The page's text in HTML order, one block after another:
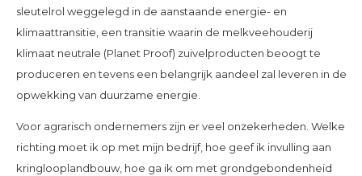
sleutelrol weggelegd in de aanstaande energie- en
klimaattransitie, een transitie waarin de melkveehouderij
klimaat neutrale (Planet Proof) zuivelproducten beoogt te
produceren en tevens een belangrijk aandeel zal leveren in de
opwekking van duurzame energie.
Voor agrarisch ondernemers zijn er veel onzekerheden. Welke
richting moet ik op met mijn bedrijf, hoe geef ik invulling aan
kringlooplandbouw, hoe ga ik om met grondgebondenheid